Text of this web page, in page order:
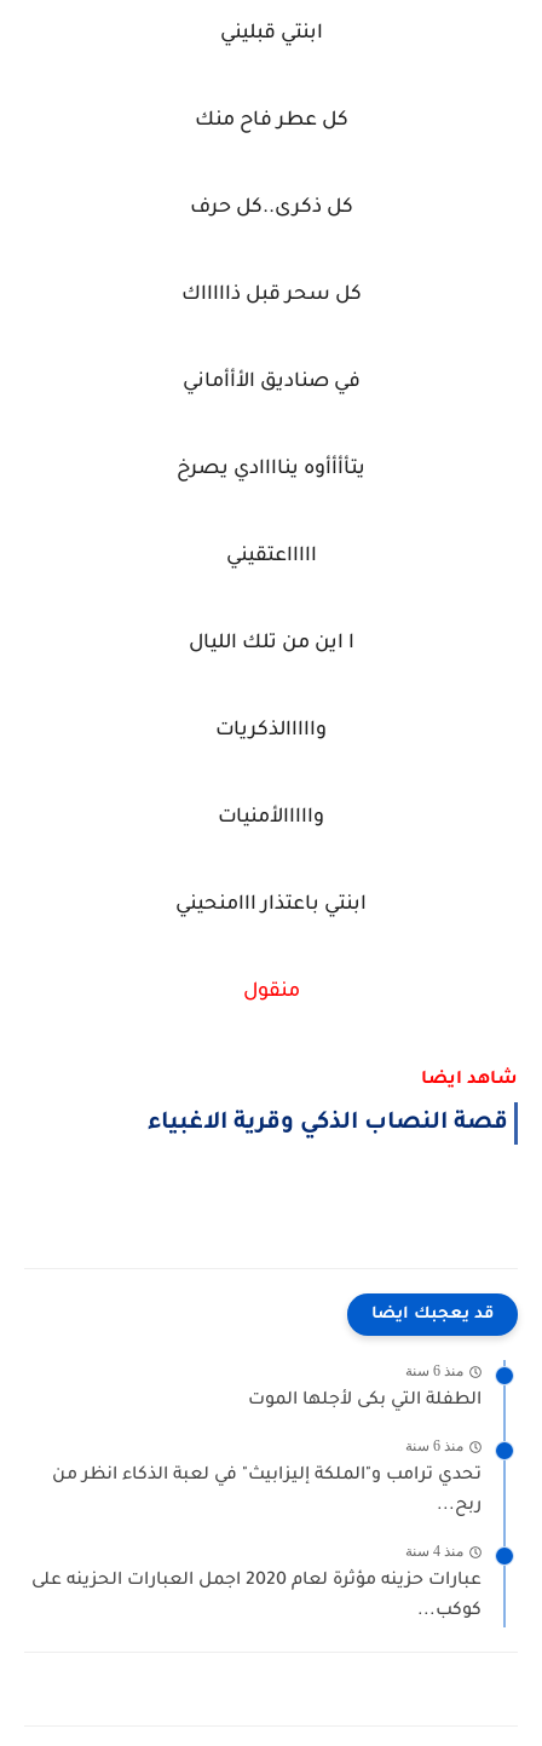
ابنتي قبليني
كل عطر فاح منك
كل ذكرى..كل حرف
كل سحر قبل ذاااااك
في صناديق الأأأماني
يتأأأأوه يناااادي يصرخ
اااااعتقيني
ا اين من تلك الليال
وااااالذكريات
وااااالأمنيات
ابنتي باعتذار ااامنحيني
منقول
شاهد ايضا
قصة النصاب الذكي وقرية الاغبياء
قد يعجبك ايضا
منذ 6 سنة
الطفلة التي بكى لأجلها الموت
منذ 6 سنة
تحدي ترامب و"الملكة إليزابيث" في لعبة الذكاء انظر من
ربح...
منذ 4 سنة
عبارات حزينه مؤثرة لعام 2020 اجمل العبارات الحزينه على
كوكب...